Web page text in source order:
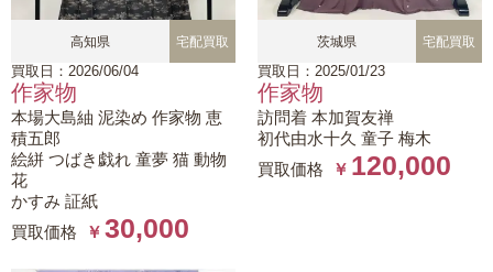
高知県 宅配買取
買取日：2026/06/04
作家物
本場大島紬 泥染め 作家物 恵
積五郎
絵絣 つばき戯れ 童夢 猫 動物
花
かすみ 証紙
買取価格
￥ 30,000
茨城県 宅配買取
買取日：2025/01/23
作家物
訪問着 本加賀友禅
初代由水十久 童子 梅木
買取価格
￥ 120,000